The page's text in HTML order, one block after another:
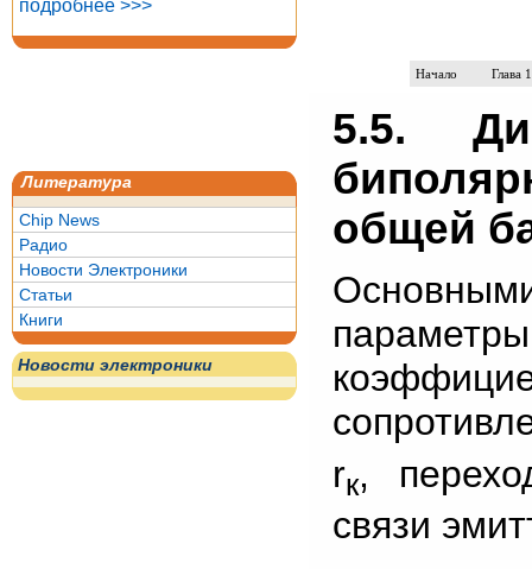
подробнее >>>
Литература
Chip News
Радио
Новости Электроники
Статьи
Книги
Новости электроники
Начало Глава 1
5.5.
общей
rк,
связи